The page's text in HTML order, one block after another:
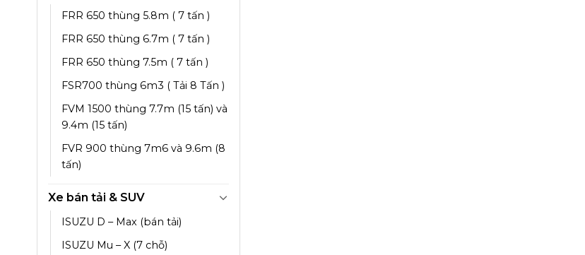
FRR 650 thùng 5.8m ( 7 tấn )
FRR 650 thùng 6.7m ( 7 tấn )
FRR 650 thùng 7.5m ( 7 tấn )
FSR700 thùng 6m3 ( Tải 8 Tấn )
FVM 1500 thùng 7.7m (15 tấn) và
9.4m (15 tấn)
FVR 900 thùng 7m6 và 9.6m (8
tấn)
Xe bán tải & SUV
ISUZU D – Max (bán tải)
ISUZU Mu – X (7 chỗ)